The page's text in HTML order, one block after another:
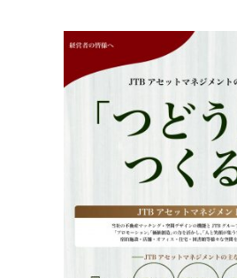
採用情報